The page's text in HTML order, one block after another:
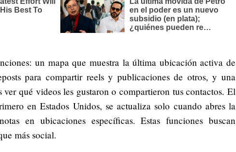
un mapa que muestra la última ubicación activa de
para compartir reels y publicaciones de otros, y una
ver qué videos les gustaron o compartieron tus contactos. El
en Estados Unidos, se actualiza solo cuando abres la
en ubicaciones específicas. Estas funciones buscan
más social.